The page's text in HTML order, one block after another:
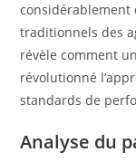
considérablement
traditionnels des
révèle comment
révolutionné
standards de
Analyse du